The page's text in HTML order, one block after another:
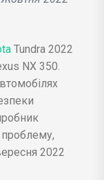
Tundra 2022
NX 350.
проблему,
2022